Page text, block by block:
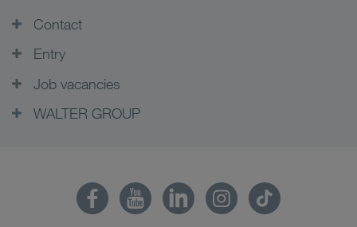
Contact
Entry
Job vacancies
WALTER GROUP